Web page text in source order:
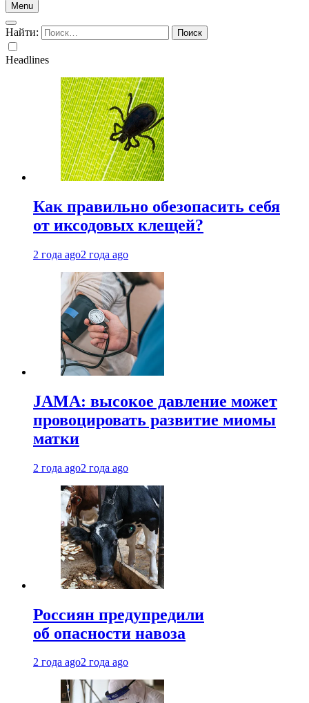
Menu
Найти:
Headlines
Как правильно обезопасить себя
от иксодовых клещей?
2 года ago2 года ago
JAMA: высокое давление может
провоцировать развитие миомы
матки
2 года ago2 года ago
Россиян предупредили
об опасности навоза
2 года ago2 года ago